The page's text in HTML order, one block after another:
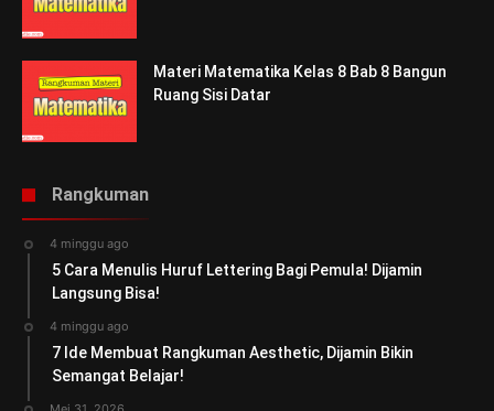
Materi Matematika Kelas 8 Bab 8 Bangun
Ruang Sisi Datar
Rangkuman
4 minggu ago
5 Cara Menulis Huruf Lettering Bagi Pemula! Dijamin
Langsung Bisa!
4 minggu ago
7 Ide Membuat Rangkuman Aesthetic, Dijamin Bikin
Semangat Belajar!